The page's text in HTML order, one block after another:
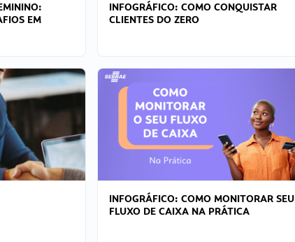
EM
INFOGRÁFICO: COMO CONQUISTAR
CLIENTES DO ZERO
INFOGRÁFICO: COMO MONITORAR SEU
FLUXO DE CAIXA NA PRÁTICA